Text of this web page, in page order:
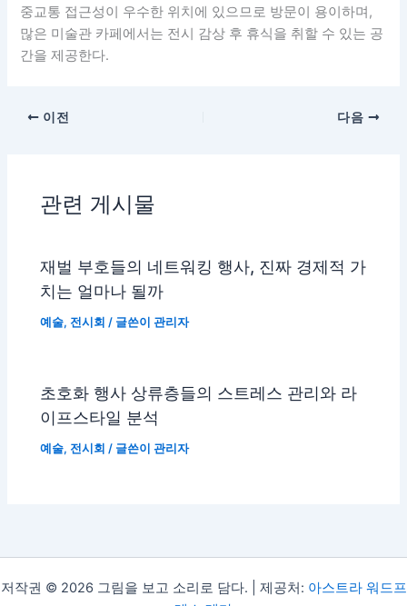
중교통 접근성이 우수한 위치에 있으므로 방문이 용이하며,
많은 미술관 카페에서는 전시 감상 후 휴식을 취할 수 있는 공
간을 제공한다.
이전 다음
관련 게시물
재벌 부호들의 네트워킹 행사, 진짜 경제적 가
치는 얼마나 될까
예술, 전시회 / 글쓴이관리자
초호화 행사 상류층들의 스트레스 관리와 라
이프스타일 분석
예술, 전시회 / 글쓴이관리자
저작권 © 2026 그림을 보고 소리로 담다. | 제공처: 아스트라 워드프